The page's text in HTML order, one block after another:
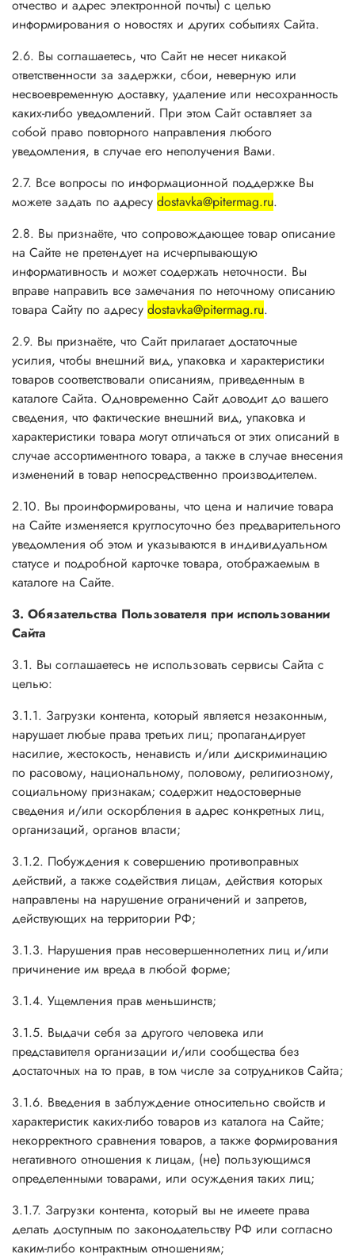
отчество и адрес электронной почты) с целью
информирования о новостях и других событиях Сайта.
2.6. Вы соглашаетесь, что Сайт не несет никакой
ответственности за задержки, сбои, неверную или
несвоевременную доставку, удаление или несохранность
каких-либо уведомлений. При этом Сайт оставляет за
собой право повторного направления любого
уведомления, в случае его неполучения Вами.
2.7. Все вопросы по информационной поддержке Вы
можете задать по адресу dostavka@pitermag.ru.
2.8. Вы признаёте, что сопровождающее товар описание
на Сайте не претендует на исчерпывающую
информативность и может содержать неточности. Вы
вправе направить все замечания по неточному описанию
товара Сайту по адресу dostavka@pitermag.ru.
2.9. Вы признаёте, что Сайт прилагает достаточные
усилия, чтобы внешний вид, упаковка и характеристики
товаров соответствовали описаниям, приведенным в
каталоге Сайта. Одновременно Сайт доводит до вашего
сведения, что фактические внешний вид, упаковка и
характеристики товара могут отличаться от этих описаний в
случае ассортиментного товара, а также в случае внесения
изменений в товар непосредственно производителем.
2.10. Вы проинформированы, что цена и наличие товара
на Сайте изменяется круглосуточно без предварительного
уведомления об этом и указываются в индивидуальном
статусе и подробной карточке товара, отображаемым в
каталоге на Сайте.
3. Обязательства Пользователя при использовании
Сайта
3.1. Вы соглашаетесь не использовать сервисы Сайта с
целью:
3.1.1. Загрузки контента, который является незаконным,
нарушает любые права третьих лиц; пропагандирует
насилие, жестокость, ненависть и/или дискриминацию
по расовому, национальному, половому, религиозному,
социальному признакам; содержит недостоверные
сведения и/или оскорбления в адрес конкретных лиц,
организаций, органов власти;
3.1.2. Побуждения к совершению противоправных
действий, а также содействия лицам, действия которых
направлены на нарушение ограничений и запретов,
действующих на территории РФ;
3.1.3. Нарушения прав несовершеннолетних лиц и/или
причинение им вреда в любой форме;
3.1.4. Ущемления прав меньшинств;
3.1.5. Выдачи себя за другого человека или
представителя организации и/или сообщества без
достаточных на то прав, в том числе за сотрудников Сайта;
3.1.6. Введения в заблуждение относительно свойств и
характеристик каких-либо товаров из каталога на Сайте;
некорректного сравнения товаров, а также формирования
негативного отношения к лицам, (не) пользующимся
определенными товарами, или осуждения таких лиц;
3.1.7. Загрузки контента, который вы не имеете права
делать доступным по законодательству РФ или согласно
каким-либо контрактным отношениям;